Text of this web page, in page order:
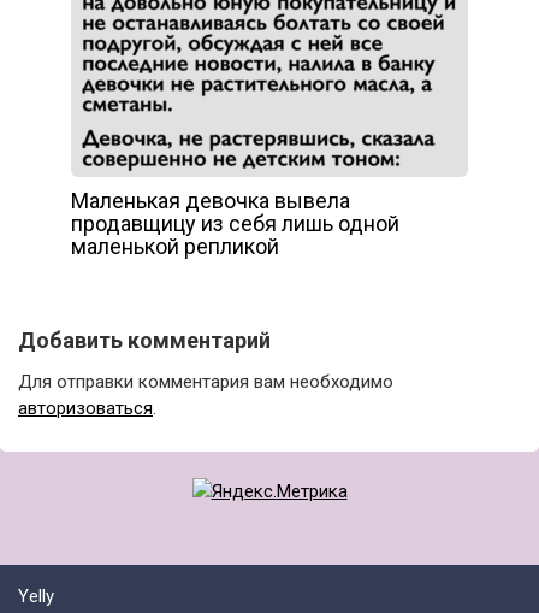
Маленькая девочка вывела
продавщицу из себя лишь одной
маленькой репликой
Добавить комментарий
Для отправки комментария вам необходимо
авторизоваться.
Yelly